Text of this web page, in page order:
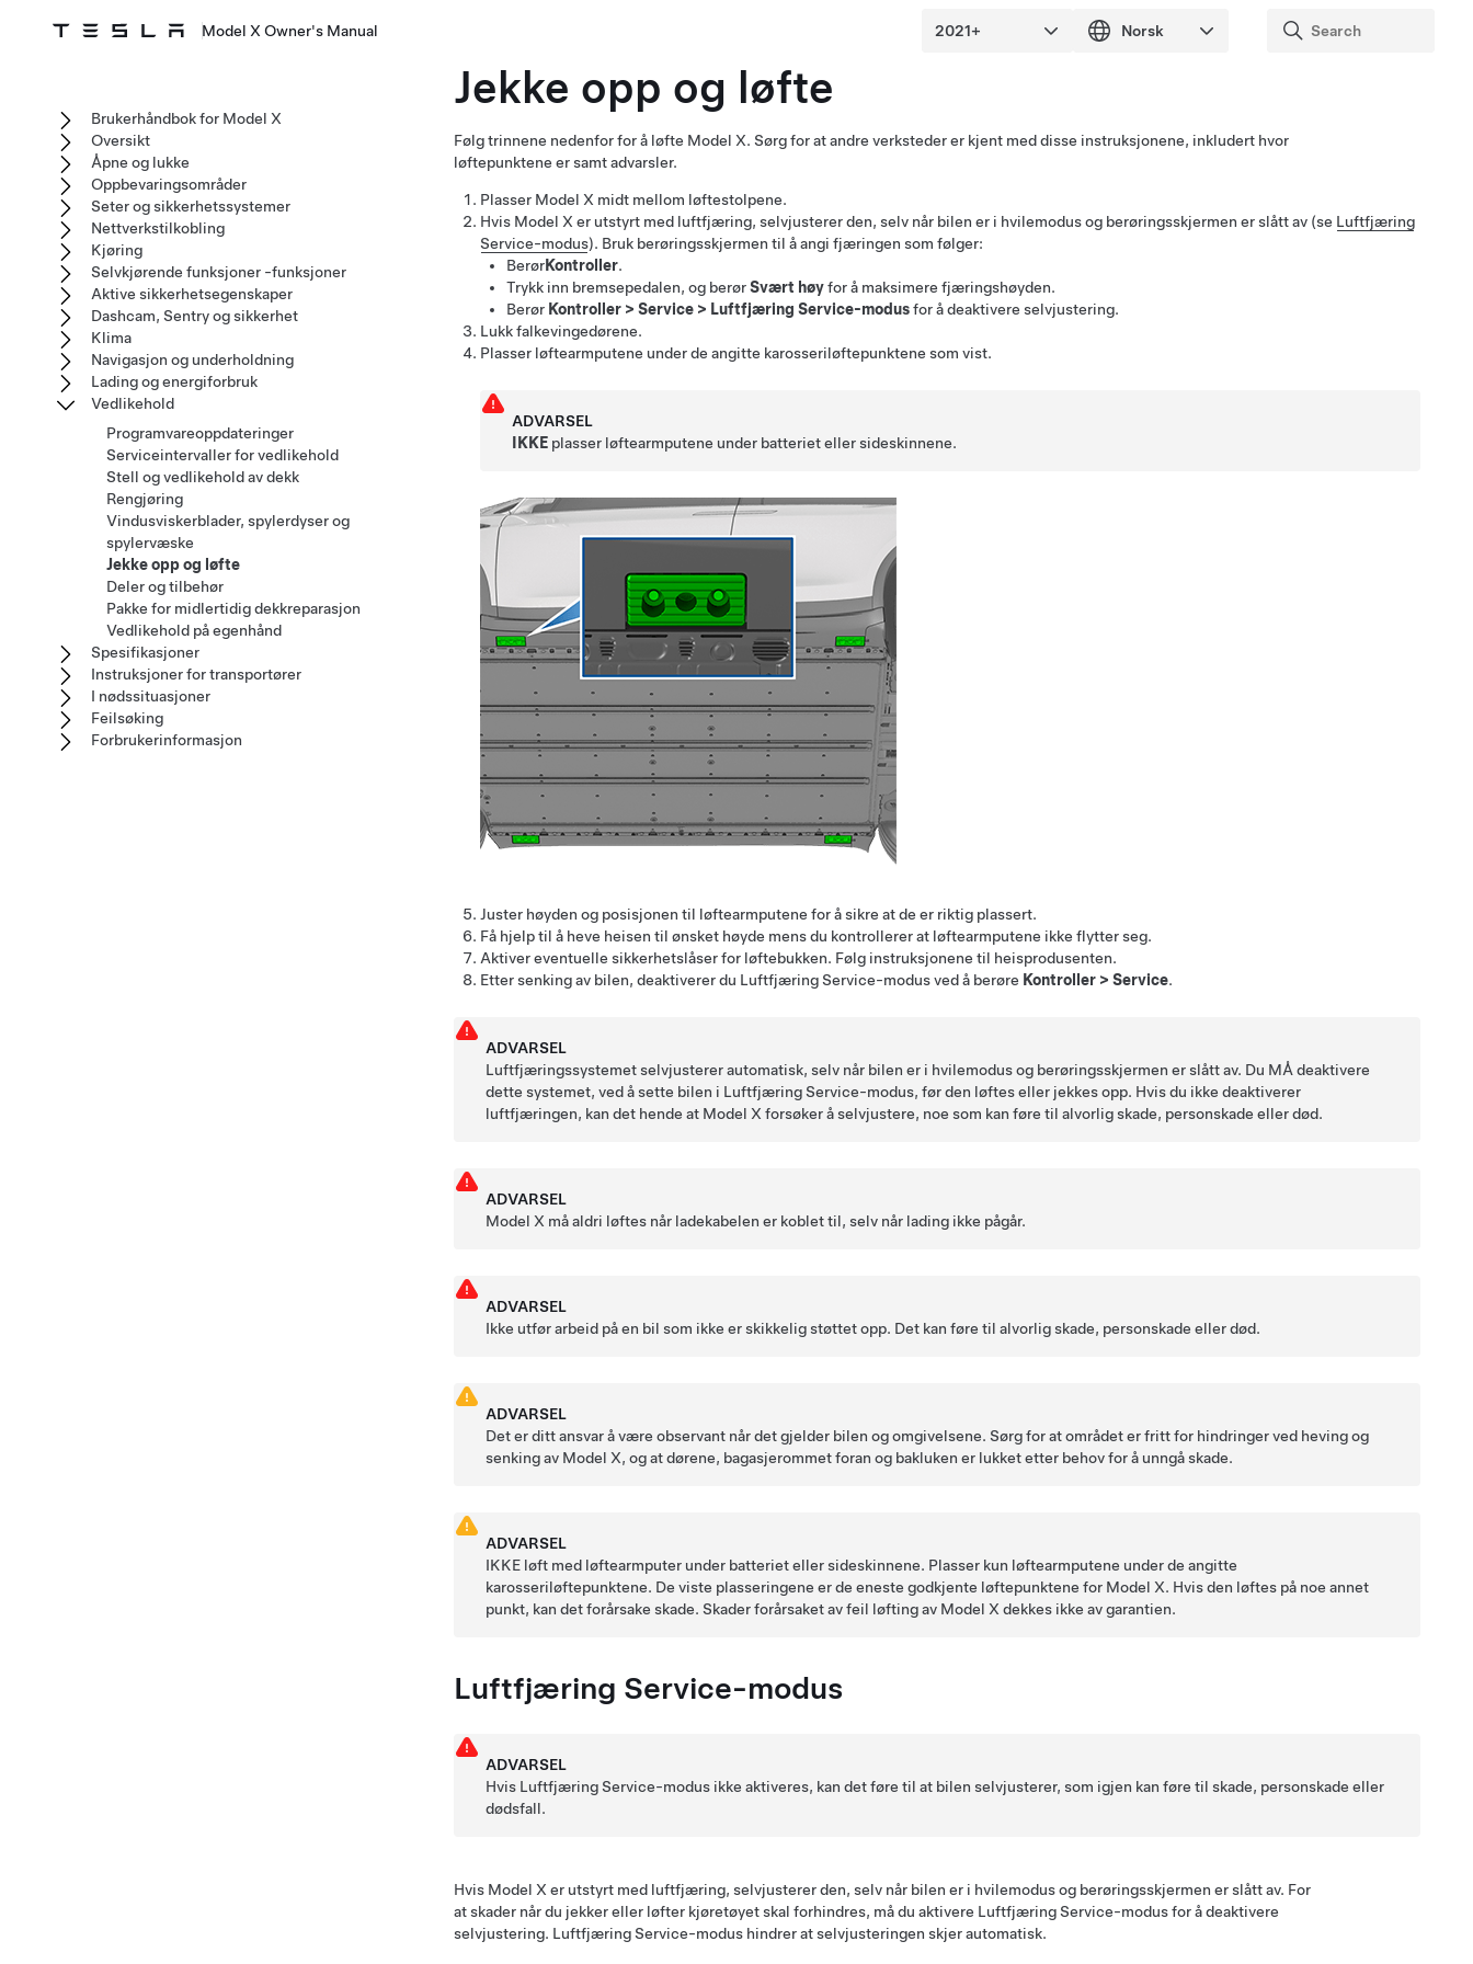
Model X Owner's Manual
Jekke opp og løfte
Følg trinnene nedenfor for å løfte Model X. Sørg for at andre verksteder er kjent med disse instruksjonene, inkludert hvor
løftepunktene er samt advarsler.
Plasser Model X midt mellom løftestolpene.
Hvis Model X er utstyrt med luftfjæring, selvjusterer den, selv når bilen er i hvilemodus og berøringsskjermen er slått av (se Luftfjæring
Service-modus). Bruk berøringsskjermen til å angi fjæringen som følger:
BerørKontroller.
Trykk inn bremsepedalen, og berørSvært høyfor å maksimere fjæringshøyden.
Berør Kontroller > Service > Luftfjæring Service-modusfor å deaktivere selvjustering.
Lukk falkevingedørene.
Plasser løftearmputene under de angitte karosseriløftepunktene som vist.
ADVARSEL
IKKE plasser løftearmputene under batteriet eller sideskinnene.
Juster høyden og posisjonen til løftearmputene for å sikre at de er riktig plassert.
Få hjelp til å heve heisen til ønsket høyde mens du kontrollerer at løftearmputene ikke flytter seg.
Aktiver eventuelle sikkerhetslåser for løftebukken. Følg instruksjonene til heisprodusenten.
Etter senking av bilen, deaktiverer du Luftfjæring Service-modus ved å berøre Kontroller > Service.
ADVARSEL
Luftfjæringssystemet selvjusterer automatisk, selv når bilen er i hvilemodus og berøringsskjermen er slått av. Du MÅ deaktivere
dette systemet, ved å sette bilen i Luftfjæring Service-modus, før den løftes eller jekkes opp. Hvis du ikke deaktiverer
luftfjæringen, kan det hende at Model X forsøker å selvjustere, noe som kan føre til alvorlig skade, personskade eller død.
ADVARSEL
Model X må aldri løftes når ladekabelen er koblet til, selv når lading ikke pågår.
ADVARSEL
Ikke utfør arbeid på en bil som ikke er skikkelig støttet opp. Det kan føre til alvorlig skade, personskade eller død.
ADVARSEL
Det er ditt ansvar å være observant når det gjelder bilen og omgivelsene. Sørg for at området er fritt for hindringer ved heving og
senking av Model X, og at dørene, bagasjerommet foran og bakluken er lukket etter behov for å unngå skade.
ADVARSEL
IKKE løft med løftearmputer under batteriet eller sideskinnene. Plasser kun løftearmputene under de angitte
karosseriløftepunktene. De viste plasseringene er de eneste godkjente løftepunktene for Model X. Hvis den løftes på noe annet
punkt, kan det forårsake skade. Skader forårsaket av feil løfting av Model X dekkes ikke av garantien.
Luftfjæring Service-modus
ADVARSEL
Hvis Luftfjæring Service-modus ikke aktiveres, kan det føre til at bilen selvjusterer, som igjen kan føre til skade, personskade eller
dødsfall.
Hvis Model X er utstyrt med luftfjæring, selvjusterer den, selv når bilen er i hvilemodus og berøringsskjermen er slått av. For
at skader når du jekker eller løfter kjøretøyet skal forhindres, må du aktivere Luftfjæring Service-modus for å deaktivere
selvjustering. Luftfjæring Service-modus hindrer at selvjusteringen skjer automatisk.
Brukerhåndbok for Model X
Oversikt
Åpne og lukke
Oppbevaringsområder
Seter og sikkerhetssystemer
Nettverkstilkobling
Kjøring
Selvkjørende funksjoner -funksjoner
Aktive sikkerhetsegenskaper
Dashcam, Sentry og sikkerhet
Klima
Navigasjon og underholdning
Lading og energiforbruk
Vedlikehold
Programvareoppdateringer
Serviceintervaller for vedlikehold
Stell og vedlikehold av dekk
Rengjøring
Vindusviskerblader, spylerdyser og
spylervæske
Jekke opp og løfte
Deler og tilbehør
Pakke for midlertidig dekkreparasjon
Vedlikehold på egenhånd
Spesifikasjoner
Instruksjoner for transportører
I nødssituasjoner
Feilsøking
Forbrukerinformasjon